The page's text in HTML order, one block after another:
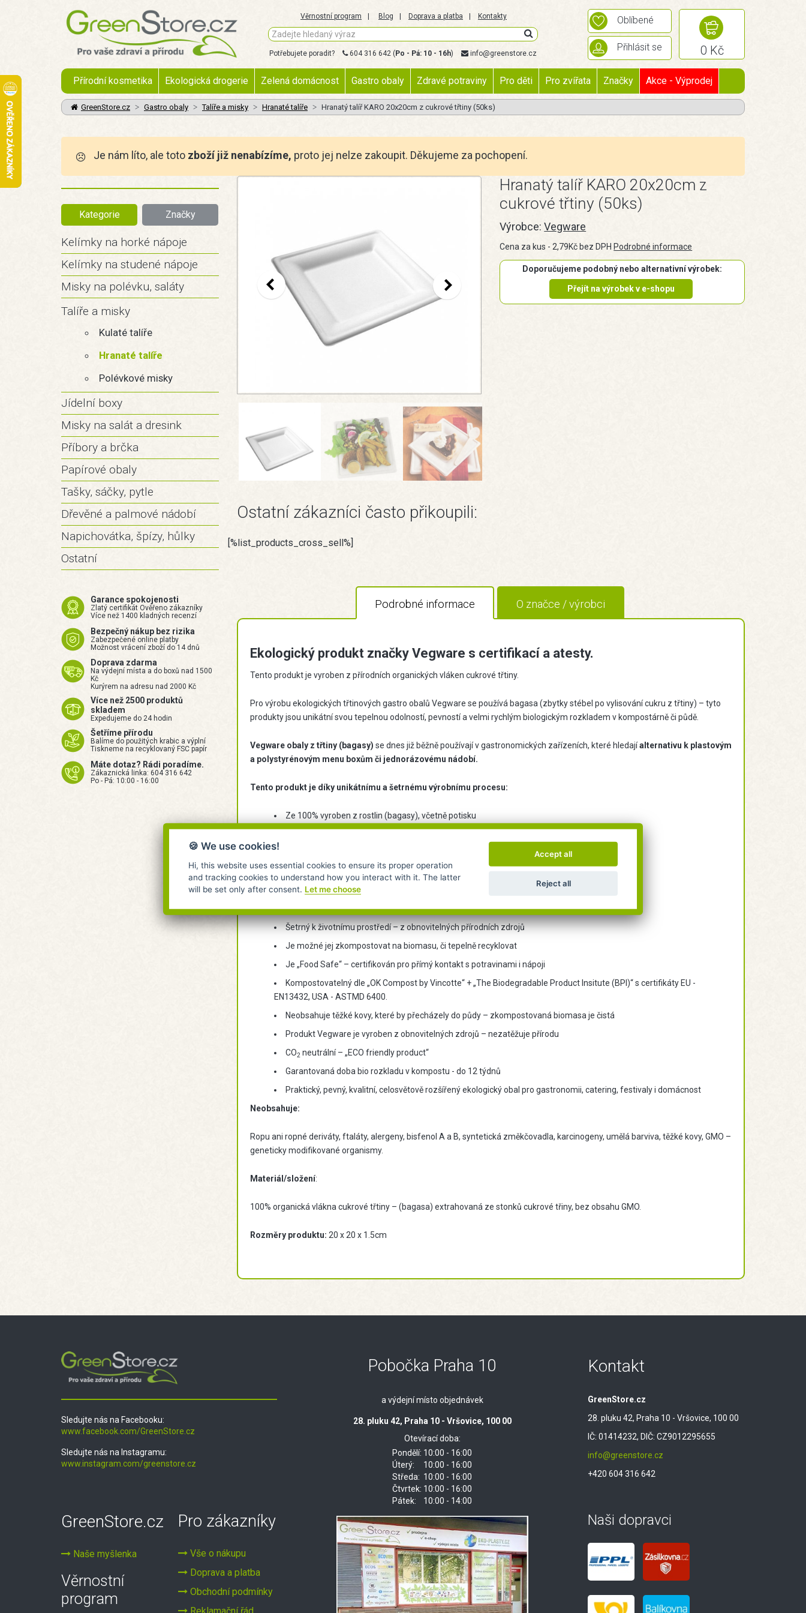
Věrnostní program Blog Doprava a platba Kontakty
Potřebujete poradit? 604 316 642 ( Po - Pá: 10 - 16h) info@greenstore.cz
Oblíbené
Přihlásit se 0 Kč
Přírodní kosmetika Ekologická drogerie Zelená domácnost Gastro obaly Zdravé potraviny Pro děti Pro zvířata Značky Akce - Výprodej
GreenStore.cz Gastro obaly Talíře a misky Hranaté talíře Hranatý talíř KARO 20x20cm z cukrové třtiny (50ks)
Je nám líto, ale toto zboží již nenabízíme, proto jej nelze zakoupit. Děkujeme za pochopení.
Kategorie Značky
Kelímky na horké nápoje
Kelímky na studené nápoje
Misky na polévku, saláty
Talíře a misky
Kulaté talíře
Hranaté talíře
Polévkové misky
Jídelní boxy
Misky na salát a dresink
Příbory a brčka
Papírové obaly
Tašky, sáčky, pytle
Dřevěné a palmové nádobí
Napichovátka, špízy, hůlky
Ostatní
Garance spokojenosti
Zlatý certifikát Ověřeno zákazníky
Více než 1400 kladných recenzí
Bezpečný nákup bez rizika
Zabezpečené online platby
Možnost vrácení zboží do 14 dnů
Doprava zdarma
Na výdejní místa a do boxů nad 1500
Kč
Kurýrem na adresu nad 2000 Kč
Více než 2500 produktů
skladem
Expedujeme do 24 hodin
Šetříme přírodu
Balíme do použitých krabic a výplní
Tiskneme na recyklovaný FSC papír
Máte dotaz? Rádi poradíme.
Zákaznická linka: 604 316 642
Po - Pá: 10:00 - 16:00
Hranatý talíř KARO 20x20cm z
cukrové třtiny (50ks)
Výrobce:Vegware
Cena za kus - 2,79Kč bez DPH Podrobné informace
Doporučujeme podobný nebo alternativní výrobek:
Přejít na výrobek v e-shopu
Ostatní zákazníci často přikoupili:
[%list_products_cross_sell%]
Podrobné informace O značce / výrobci
Ekologický produkt značky Vegware s certifikací a atesty.
Tento produkt je vyroben z přírodních organických vláken cukrové třtiny.
Pro výrobu ekologických třtinových gastro obalů Vegware se používá bagasa (zbytky stébel po vylisování cukru z třtiny) – tyto
produkty jsou unikátní svou tepelnou odolností, pevností a velmi rychlým biologickým rozkladem v kompostárně či půdě.
Vegware obaly z třtiny (bagasy) se dnes již běžně používají v gastronomických zařízeních, které hledajíalternativu k plastovým
a polystyrénovým menu boxům či jednorázovému nádobí.
Tento produkt je díky unikátnímu a šetrnému výrobnímu procesu:
Ze 100% vyroben z rostlin (bagasy), včetně potisku
Nádobí a gastro obaly z cukrové třtiny jsou zdravotně nezávadné a bez alergenů
Netestován na zvířatech
Není vyroben z materiálů živočišného původu – vhodný pro vegany
Šetrný k životnímu prostředí – z obnovitelných přírodních zdrojů
Je možné jej zkompostovat na biomasu, či tepelně recyklovat
Je „Food Safe“ – certifikován pro přímý kontakt s potravinami i nápoji
Kompostovatelný dle „OK Compost by Vincotte“ + „The Biodegradable Product Insitute (BPI)“ s certifikáty EU -
EN13432, USA - ASTMD 6400.
Neobsahuje těžké kovy, které by přecházely do půdy – zkompostovaná biomasa je čistá
Produkt Vegware je vyroben z obnovitelných zdrojů – nezatěžuje přírodu
CO2 neutrální – „ECO friendly product“
Garantovaná doba bio rozkladu v kompostu - do 12 týdnů
Praktický, pevný, kvalitní, celosvětově rozšířený ekologický obal pro gastronomii, catering, festivaly i domácnost
Neobsahuje:
Ropu ani ropné deriváty, ftaláty, alergeny, bisfenol A a B, syntetická změkčovadla, karcinogeny, umělá barviva, těžké kovy, GMO –
geneticky modifikované organismy.
Materiál/složení:
100% organická vlákna cukrové třtiny – (bagasa) extrahovaná ze stonků cukrové třiny, bez obsahu GMO.
Rozměry produktu: 20 x 20 x 1.5cm
Sledujte nás na Facebooku:
www.facebook.com/GreenStore.cz
Sledujte nás na Instagramu:
www.instagram.com/greenstore.cz
Pobočka Praha 10
a výdejní místo objednávek
28. pluku 42, Praha 10 - Vršovice, 100 00
Otevírací doba:
Pondělí: 10:00 - 16:00
Úterý:
10:00 - 16:00
Středa: 10:00 - 16:00
Čtvrtek: 10:00 - 16:00
Pátek:
10:00 - 14:00
Kontakt
GreenStore.cz
28. pluku 42, Praha 10 - Vršovice, 100 00
IČ: 01414232, DIČ: CZ9012295655
info@greenstore.cz
+420 604 316 642
GreenStore.cz
Naše myšlenka
Věrnostní
program
Pro zákazníky
Vše o nákupu
Doprava a platba
Obchodní podmínky
Naši dopravci
🍪 We use cookies!
Hi, this website uses essential cookies to ensure its proper operation
and tracking cookies to understand how you interact with it. The latter
will be set only after consent. Let me choose
Accept all
Reject all